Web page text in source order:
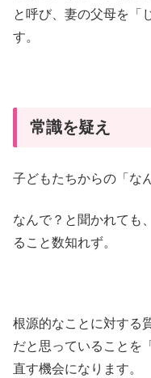
と呼び、妻の父母を「
す。
常識を疑え
子どもたちからの「な
なんで？と聞かれても
ること数知れず。
根源的なことに対する
だと思っていることを
直す機会になります。